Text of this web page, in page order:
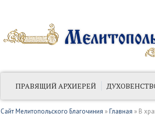
ПРАВЯЩИЙ АРХИЕРЕЙ
АНОНСЫ СОБЫТИЙ ПУБЛИКАЦИИ
Сайт Мелитопольского Благочиния »Главная » В